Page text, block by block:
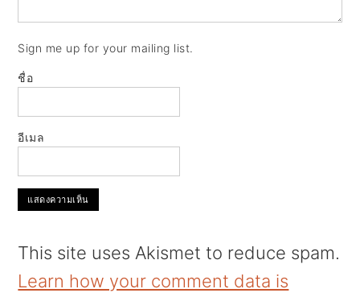
Sign me up for your mailing list.
ชื่อ
อีเมล
This site uses Akismet to reduce spam.
Learn how your comment data is